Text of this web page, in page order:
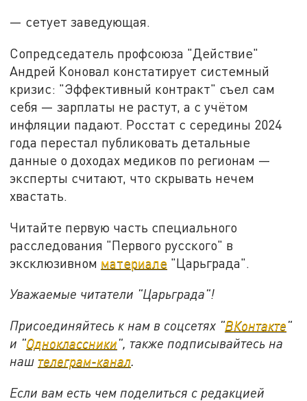
— сетует заведующая.
Сопредседатель профсоюза "Действие"
Андрей Коновал констатирует системный
кризис: "Эффективный контракт" съел сам
себя — зарплаты не растут, а с учётом
инфляции падают. Росстат с середины 2024
года перестал публиковать детальные
данные о доходах медиков по регионам —
эксперты считают, что скрывать нечем
хвастать.
Читайте первую часть специального
расследования "Первого русского" в
эксклюзивном материале "Царьграда".
Уважаемые читатели "Царьграда"!
Присоединяйтесь к нам в соцсетях "ВКонтакте"
и "Одноклассники", также подписывайтесь на
наш телеграм-канал.
Если вам есть чем поделиться с редакцией